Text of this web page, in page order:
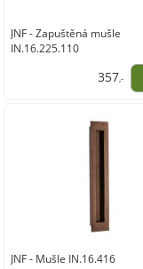
JNF - Zapuštěná mušle
IN.16.225.110
357,-
JNF - Mušle IN.16.416